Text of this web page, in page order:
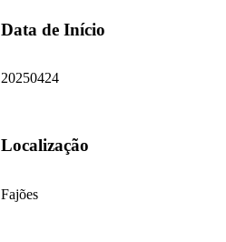
Data de Início
20250424
Localização
Fajões